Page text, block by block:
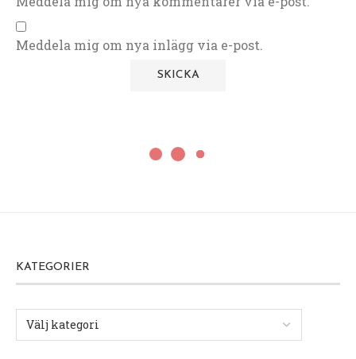
Meddela mig om nya inlägg via e-post.
KATEGORIER